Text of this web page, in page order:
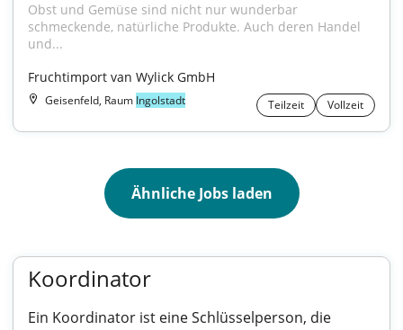
Obst und Gemüse sind nicht nur wunderbar
schmeckende, natürliche Produkte. Auch deren Handel
und...
Fruchtimport van Wylick GmbH
Geisenfeld, Raum Ingolstadt Teilzeit Vollzeit
Ähnliche Jobs laden
Koordinator
Ein Koordinator ist eine Schlüsselperson, die